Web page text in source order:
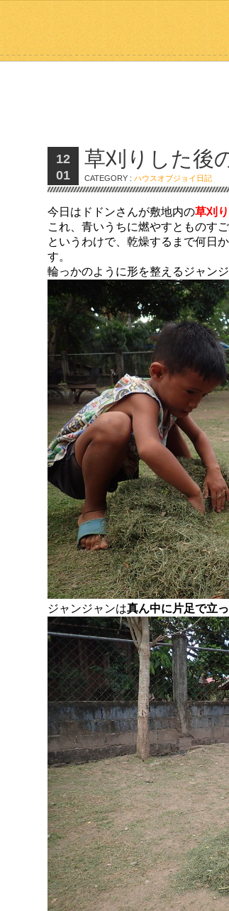
12
01
草刈りした後
CATEGORY :ハウスオブジョイ日記
今日はドドンさんが敷地内の草刈り
これ、青いうちに燃やすとものす
というわけで、乾燥するまで何日
す。
輪っかのように形を整えるジャン
ジャンジャンは真ん中に片足で立